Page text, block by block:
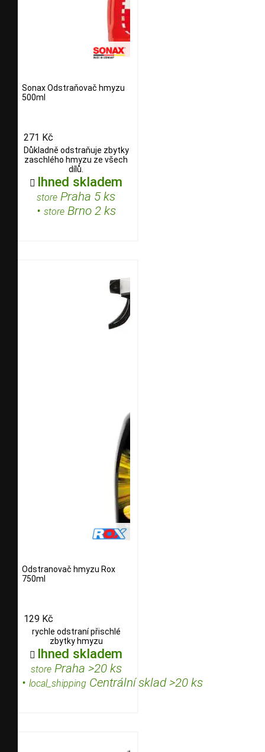
Sonax Odstraňovač hmyzu
500ml
271 Kč
Důkladně odstraňuje zbytky
zaschlého hmyzu ze všech
dílů.
 Ihned skladem
store Praha 5 ks
• storeBrno 2 ks
Odstranovač hmyzu Rox
750ml
129 Kč
rychle odstraní přischlé
zbytky hmyzu
 Ihned skladem
storePraha >20 ks
• local_shipping Centrální sklad >20 ks